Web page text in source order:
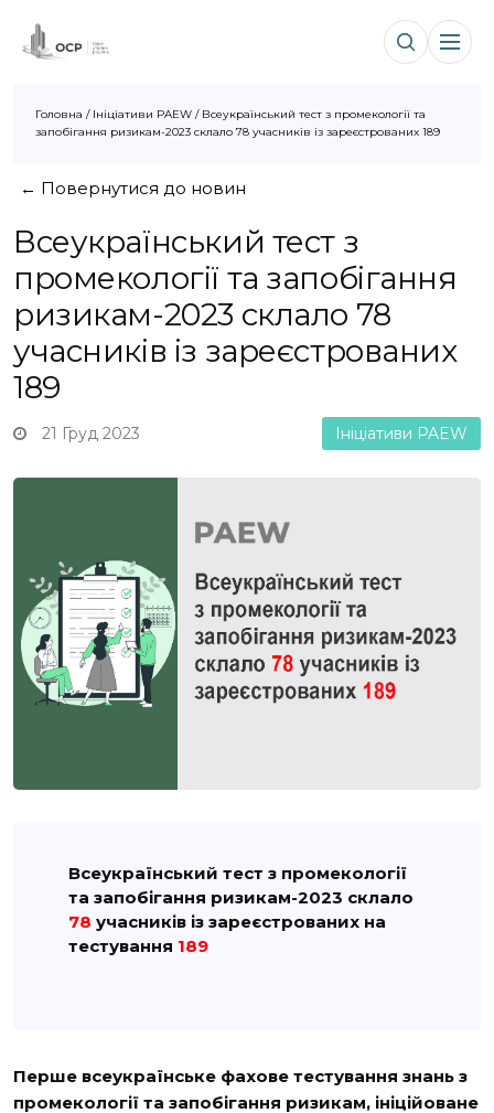
Головна / Ініціативи PAEW / Всеукраїнський тест з промекології та
запобігання ризикам-2023 склало 78 учасників із зареєстрованих 189
← Повернутися до новин
21 Груд 2023 Ініціативи PAEW
Всеукраїнський тест з
промекології та запобігання
ризикам-2023 склало 78
учасників із зареєстрованих
189
Всеукраїнський тест з промекології
та запобігання ризикам-2023 склало
78 учасників із зареєстрованих на
тестування 189
Перше всеукраїнське фахове тестування знань з
промекології та запобігання ризикам, ініційоване